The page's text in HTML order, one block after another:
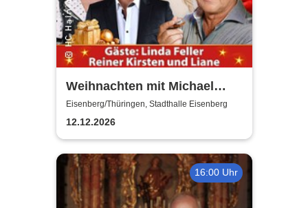
Weihnachten mit Michael
Hirte 2026
Eisenberg/Thüringen, Stadthalle Eisenberg
12.12.2026
16:00 Uhr